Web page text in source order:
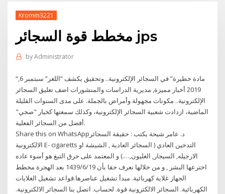
Kromm3221
مخطط قوة السجائر jps
byAdministrator
“مادة خطيرة” في السجائر الإلكترونية.. وتحقيق يكشف “اللغز” سبتمبر 6,
2019 أخبار مميزة, مديرية الدراسات والمنشورات اضف تعليق السجائر
الإلكترونية.. مكونات مجهولة وأمراض بالجملة. على مدى السنوات القليلة
الماضية، ازدادت شعبية السجائر الإلكترونية، وكذلك سمعتها كخيار "صحي"
أفضل من السجائر الفعلية.
Share this on WhatsAppد. عامر شيحة يكتب : حقيقة السجائر
الالكترونية E- cigaretts التدخين العادي ( السجائر العادية , الشيشة او
الارجيله, السيجار, الغليون,….) و المعتمد على حرق التبغ هو أسوء عاده
اخترعها البشر , و من خلالها نعرف حقا بأن 19‏‏/6‏‏/1439 بعد الهجرة مخطط
الجهاز غلاية كهربائية. مبدأ تشغيل عناصرها.قواعد تشغيل الغلايات
الكهربائية. السجائر الالكترونية قوة. لحساب. اتصل بنا السجائر الالكترونية.